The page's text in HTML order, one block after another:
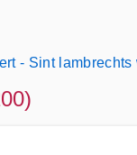
- Sint